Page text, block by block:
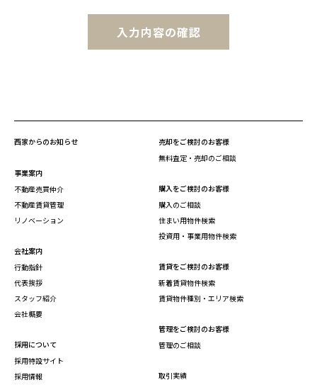
入力内容の確認
西家からのお知らせ
事業案内
不動産売買仲介
不動産賃貸管理
リノベーション
会社案内
行動指針
代表挨拶
スタッフ紹介
会社概要
採用について
採用特設サイト
採用情報
売却をご検討のお客様
無料査定・売却のご相談
購入をご検討のお客様
購入のご相談
住まい用物件検索
投資用・事業用物件検索
賃貸をご検討のお客様
新着賃貸物件検索
賃貸物件種別・エリア検索
管理をご検討のお客様
管理のご相談
取引実績